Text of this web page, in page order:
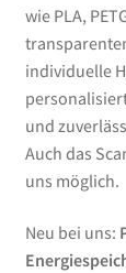
wie PLA,
individuelle
und
Auch das
uns möglich.
Neu bei uns: